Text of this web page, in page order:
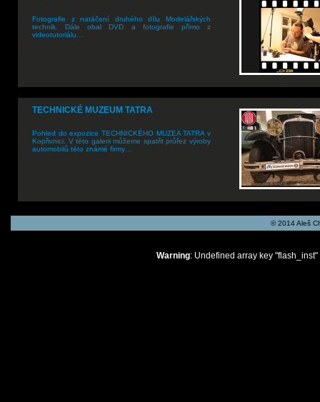
Fotografie z natáčení druhého dílu Modelářských
technik. Dále obal DVD a fotografie přímo z
videotutoriálu…
TECHNICKÉ MUZEUM TATRA
Pohled do expozice TECHNICKÉHO MUZEA TATRA v
Kopřivnici. V této galerii můžeme spatřit průřez výroby
automobilů této známé firmy…
© 2014 Aleš
Warning: Undefined array key